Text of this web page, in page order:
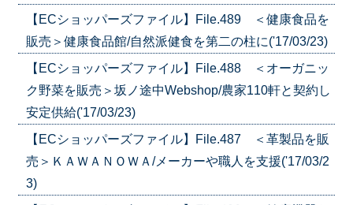
【ECショッパーズファイル】File.489 ＜健康食品を
販売＞健康食品館/自然派健食を第二の柱に('17/03/23)
【ECショッパーズファイル】File.488 ＜オーガニッ
ク野菜を販売＞坂ノ途中Webshop/農家110軒と契約し
安定供給('17/03/23)
【ECショッパーズファイル】File.487 ＜革製品を販
売＞ＫＡＷＡＮＯＷＡ/メーカーや職人を支援('17/03/2
3)